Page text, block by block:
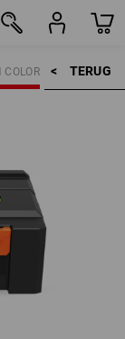
TERUG    >
COLOR